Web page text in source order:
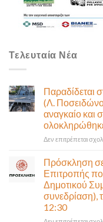
Τελευταία Νέα
Παραδίδεται
(Λ.
αναγκαίο και
Δεν επιτρέπεται
Πρόσκληση σε
Επιτροπής
Δημοτικού
συνεδρίαση),
12:30